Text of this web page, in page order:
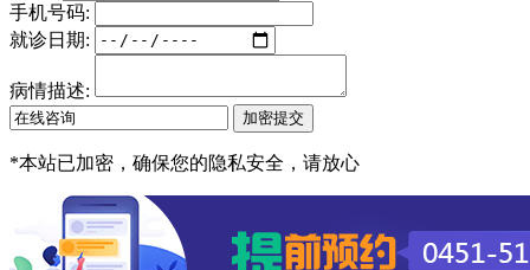
手机号码:
就诊日期:
病情描述:
*本站已加密，确保您的隐私安全，请放心